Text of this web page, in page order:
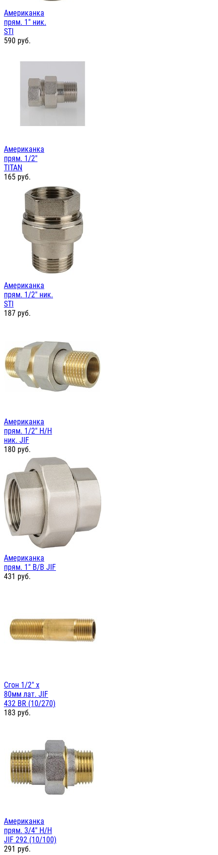
Американка
прям. 1" ник.
STI
590 руб.
Американка
прям. 1/2"
TITAN
165 руб.
Американка
прям. 1/2" ник.
STI
187 руб.
Американка
прям. 1/2" Н/Н
ник. JIF
180 руб.
Американка
прям. 1" В/В JIF
431 руб.
Сгон 1/2" х
80мм лат. JIF
432 BR (10/270)
183 руб.
Американка
прям. 3/4" Н/Н
JIF 292 (10/100)
291 руб.